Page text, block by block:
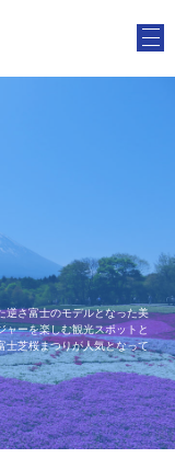
逆さ富士のモデルとなった美
ャーを楽しむ観光スポットと
士芝桜まつりが人気となって